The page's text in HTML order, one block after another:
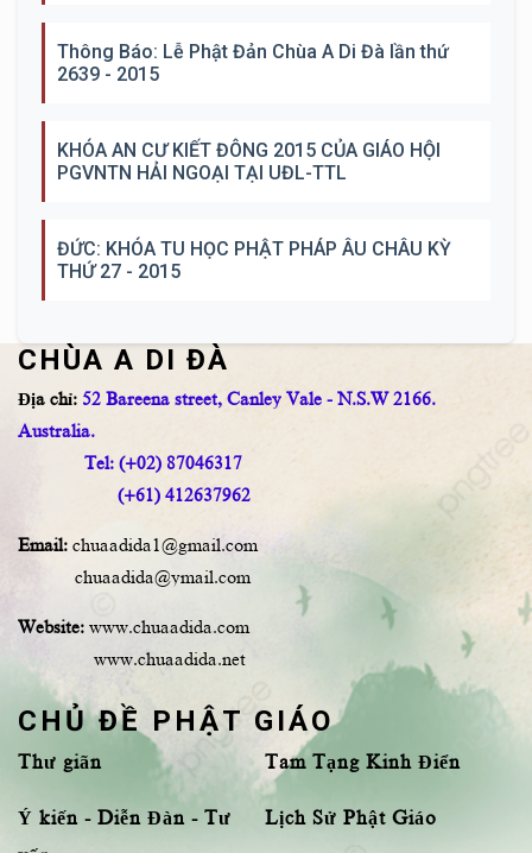
Thông Báo: Lễ Phật Đản Chùa A Di Đà lần thứ
2639 - 2015
KHÓA AN CƯ KIẾT ĐÔNG 2015 CỦA GIÁO HỘI
PGVNTN HẢI NGOẠI TẠI UĐL-TTL
ĐỨC: KHÓA TU HỌC PHẬT PHÁP ÂU CHÂU KỲ
THỨ 27 - 2015
CHÙA A DI ĐÀ
Địa chỉ: 52 Bareena street, Canley Vale - N.S.W 2166.
Australia.
Tel: (+02) 87046317
(+61) 412637962
Email: chuaadida1@gmail.com
chuaadida@ymail.com
Website: www.chuaadida.com
www.chuaadida.net
CHỦ ĐỀ PHẬT GIÁO
Thư giãn
Ý kiến - Diễn Đàn - Tư
Tam Tạng Kinh Điển
Lịch Sử Phật Giáo